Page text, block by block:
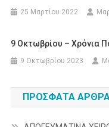
25 Μαρτίου 2022
9 Οκτωβρίου – Χρόνια
9 Οκτωβρίου 2023
ΠΡΌΣΦΑΤΑ